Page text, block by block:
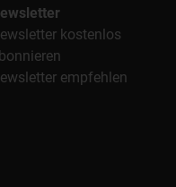
kostenlos
empfehlen